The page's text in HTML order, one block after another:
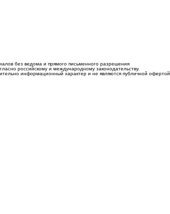
без ведома и прямого письменного разрешения
российскому и международному законодательству.
информационный характер и не являются публичной офертой.